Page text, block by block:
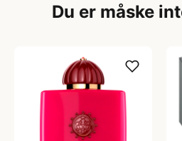
Du er måske